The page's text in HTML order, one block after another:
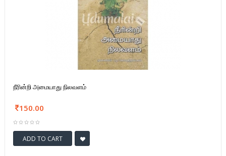
நீரின்றி அமையாது நிலவளம்
150.00
ADD TO CART